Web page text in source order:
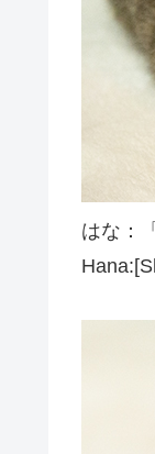
はな：